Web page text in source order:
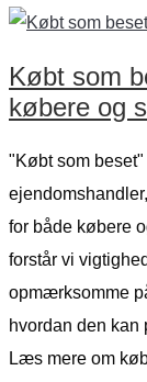
Købt som
købere og
"Købt som
for både købere
forstår vi
opmærksomme
hvordan den kan
Læs mere om